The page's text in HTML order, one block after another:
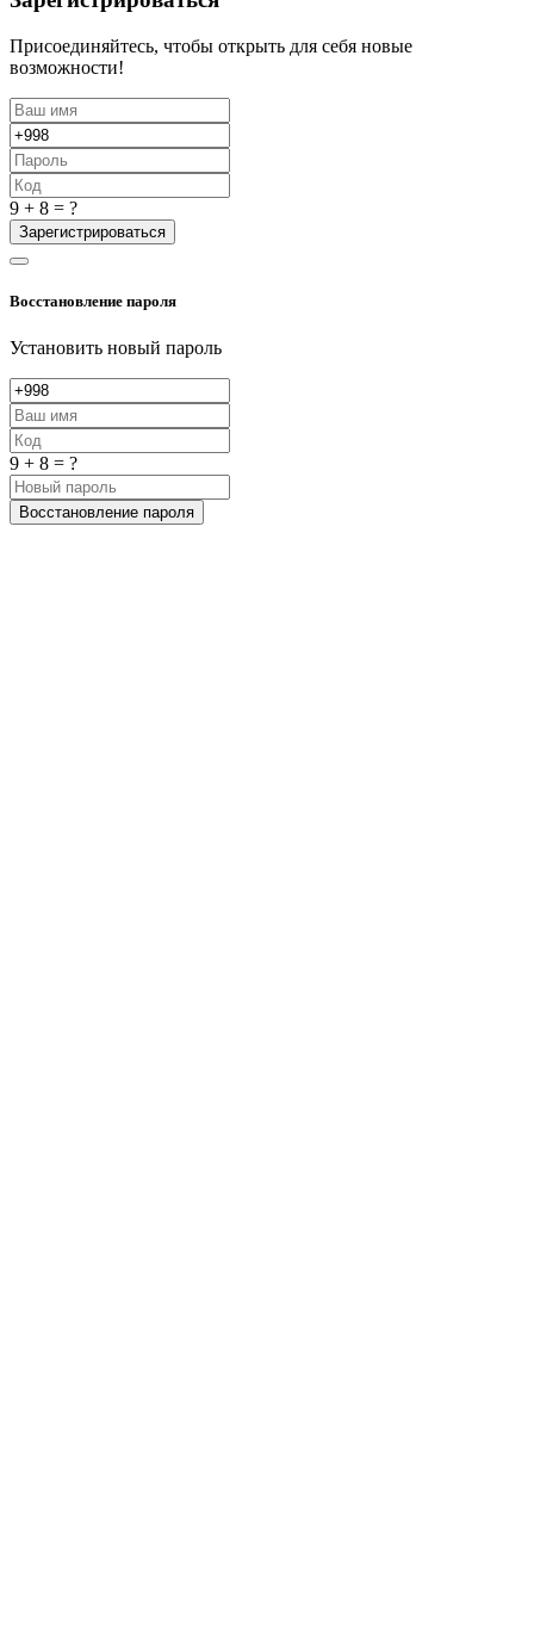
Присоединяйтесь, чтобы открыть для себя новые
возможности!
9 + 8 = ?
Зарегистрироваться
Восстановление пароля
Установить новый пароль
9 + 8 = ?
Восстановление пароля